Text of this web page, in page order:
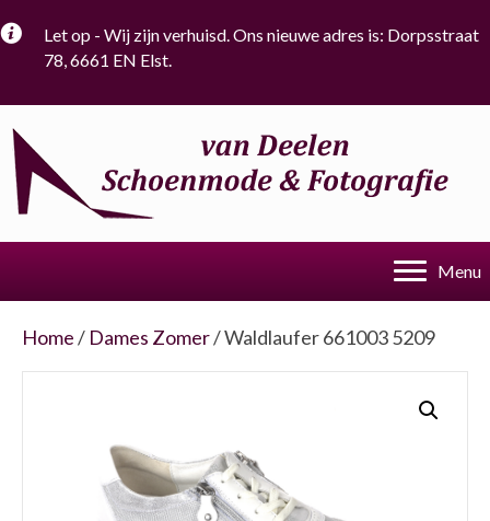
Let op - Wij zijn verhuisd. Ons nieuwe adres is: Dorpsstraat
78, 6661 EN Elst.
Menu
Home/ Dames Zomer/ Waldlaufer 661003 5209